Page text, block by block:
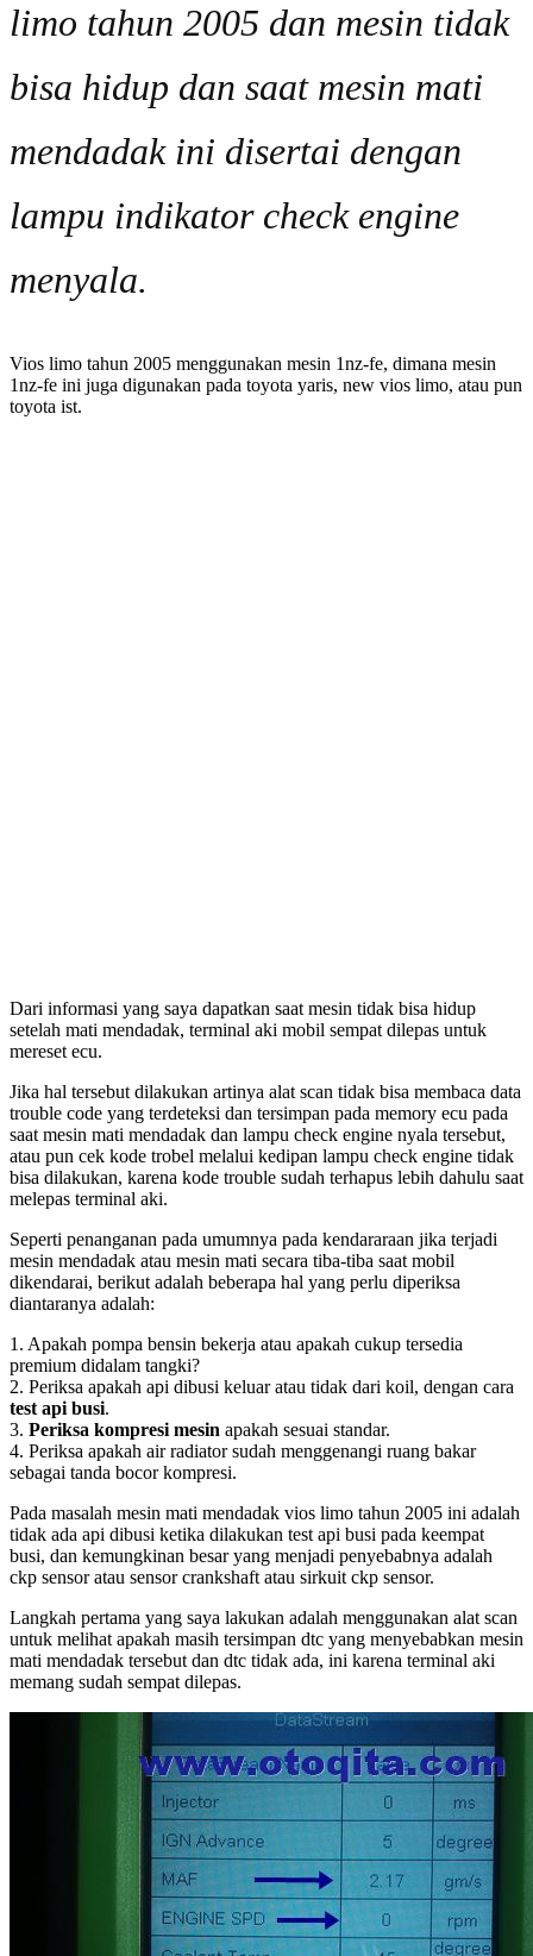
limo tahun 2005 dan mesin tidak
bisa hidup dan saat mesin mati
mendadak ini disertai dengan
lampu indikator check engine
menyala.
Vios limo tahun 2005 menggunakan mesin 1nz-fe, dimana mesin
1nz-fe ini juga digunakan pada toyota yaris, new vios limo, atau pun
toyota ist.
Dari informasi yang saya dapatkan saat mesin tidak bisa hidup
setelah mati mendadak, terminal aki mobil sempat dilepas untuk
mereset ecu.
Jika hal tersebut dilakukan artinya alat scan tidak bisa membaca data
trouble code yang terdeteksi dan tersimpan pada memory ecu pada
saat mesin mati mendadak dan lampu check engine nyala tersebut,
atau pun cek kode trobel melalui kedipan lampu check engine tidak
bisa dilakukan, karena kode trouble sudah terhapus lebih dahulu saat
melepas terminal aki.
Seperti penanganan pada umumnya pada kendararaan jika terjadi
mesin mendadak atau mesin mati secara tiba-tiba saat mobil
dikendarai, berikut adalah beberapa hal yang perlu diperiksa
diantaranya adalah:
1. Apakah pompa bensin bekerja atau apakah cukup tersedia
premium didalam tangki?
2. Periksa apakah api dibusi keluar atau tidak dari koil, dengan cara
test api busi.
3. Periksa kompresi mesin apakah sesuai standar.
4. Periksa apakah air radiator sudah menggenangi ruang bakar
sebagai tanda bocor kompresi.
Pada masalah mesin mati mendadak vios limo tahun 2005 ini adalah
tidak ada api dibusi ketika dilakukan test api busi pada keempat
busi, dan kemungkinan besar yang menjadi penyebabnya adalah
ckp sensor atau sensor crankshaft atau sirkuit ckp sensor.
Langkah pertama yang saya lakukan adalah menggunakan alat scan
untuk melihat apakah masih tersimpan dtc yang menyebabkan mesin
mati mendadak tersebut dan dtc tidak ada, ini karena terminal aki
memang sudah sempat dilepas.